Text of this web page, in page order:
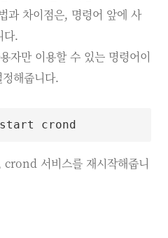
차이점은, 명령어 앞에 사
다.
만 이용할 수 있는 명령어이
해줍니다.
서비스를 재시작해줍니